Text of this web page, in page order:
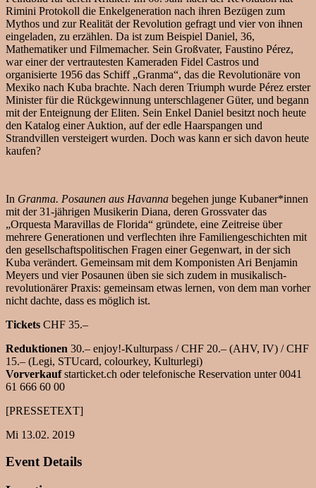
Rimini Protokoll die Enkelgeneration nach ihren Bezügen zum
Mythos und zur Realität der Revolution gefragt und vier von ihnen
eingeladen, zu erzählen. Da ist zum Beispiel Daniel, 36,
Mathematiker und Filmemacher. Sein Großvater, Faustino Pérez,
war einer der vertrautesten Kameraden Fidel Castros und
organisierte 1956 das Schiff „Granma“, das die Revolutionäre von
Mexiko nach Kuba brachte. Nach deren Triumph wurde Pérez erster
Minister für die Rückgewinnung unterschlagener Güter, und begann
mit der Enteignung der Eliten. Sein Enkel Daniel besitzt noch heute
den Katalog einer Auktion, auf der edle Haarspangen und
Strandvillen versteigert wurden. Doch was kann er sich davon heute
kaufen?
In Granma. Posaunen aus Havanna begehen junge Kubaner*innen
mit der 31-jährigen Musikerin Diana, deren Grossvater das
„Orquesta Maravillas de Florida“ gründete, eine Zeitreise über
mehrere Generationen und verflechten ihre Familiengeschichten mit
den gesellschaftspolitischen Fragen einer Gegenwart, in der sich
Kuba verändert. Gemeinsam mit dem Komponisten Ari Benjamin
Meyers und vier Posaunen üben sie sich zudem in musikalisch-
revolutionärer Praxis: gemeinsam etwas lernen, von dem man vorher
nicht dachte, dass es möglich ist.
Tickets CHF 35.–
Reduktionen 30.– enjoy!-Kulturpass / CHF 20.– (AHV, IV) / CHF
15.– (Legi, STUcard, colourkey, Kulturlegi)
Vorverkaufstarticket.ch oder telefonische Reservation unter 0041
61 666 60 00
[PRESSETEXT]
Mi 13.02. 2019
Event Details